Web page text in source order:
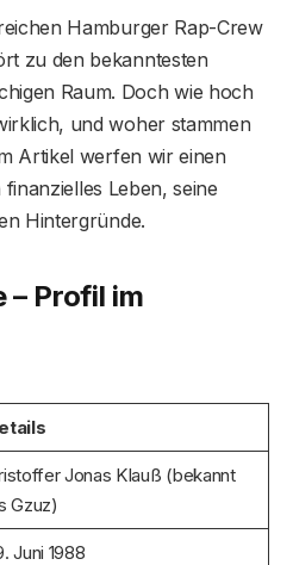
Hamburger Rap-Crew
zu den bekanntesten
Raum. Doch wie hoch
und woher stammen
Artikel werfen wir einen
Leben, seine
Hintergründe.
– Profil im
Jonas Klauß (bekannt
Gzuz)
Juni 1988